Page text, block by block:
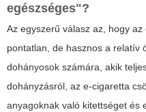
egészséges"?
Az egyszerű válasz az, hogy az
pontatlan, de hasznos a relatív
dohányosok számára, akik
dohányzásról, az e-cigaretta
anyagoknak való kitettséget és